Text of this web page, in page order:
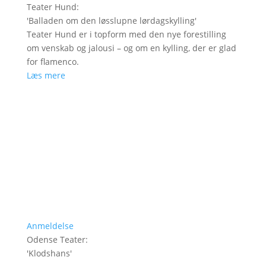
Teater Hund:
'Balladen om den løsslupne lørdagskylling'
Teater Hund er i topform med den nye forestilling
om venskab og jalousi – og om en kylling, der er glad
for flamenco.
Læs mere
Anmeldelse
Odense Teater:
'Klodshans'